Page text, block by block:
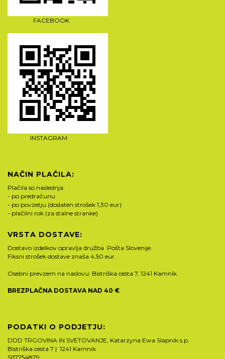
FACEBOOK
INSTAGRAM
NAČIN PLAČILA:
Plačila so naslednja:
- po predračunu
- po povzetju (dodaten strošek 1,30 eur)
- plačilni rok (za stalne stranke)
VRSTA DOSTAVE:
Dostavo izdelkov opravlja družba Pošta Slovenije.
Fiksni strošek dostave znaša 4,50 eur.
Osebni prevzem na naslovu: Bistriška cesta 7, 1241 Kamnik
BREZPLAČNA DOSTAVA NAD 40 €
PODATKI O PODJETJU:
DDD TRGOVINA IN SVETOVANJE, Katarzyna Ewa Slapnik s.p.
Bistriška cesta 7 | 1241 Kamnik
SI17754879